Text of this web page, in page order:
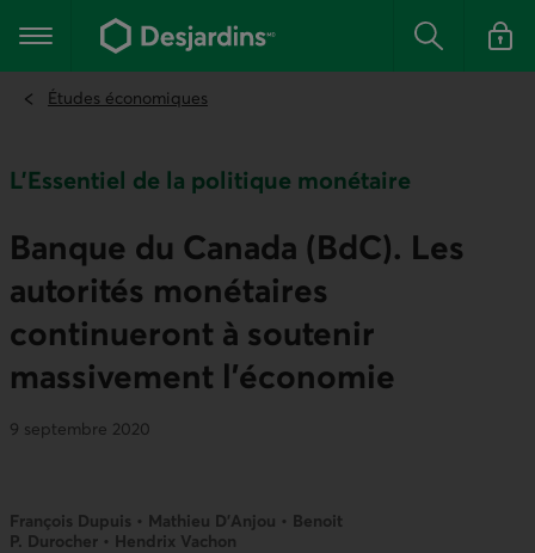
contenu
Menu principal Rechercher
Se
Études économiques
L'Essentiel de la politique monétaire
Banque du Canada (BdC). Les
autorités monétaires
continueront à soutenir
massivement l’économie
9 septembre 2020
François Dupuis • Mathieu D’Anjou • Benoit
P. Durocher • Hendrix Vachon